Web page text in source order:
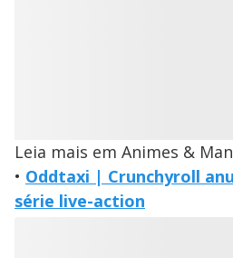
Leia mais em Animes &
• Oddtaxi | Crunchyroll
série live-action